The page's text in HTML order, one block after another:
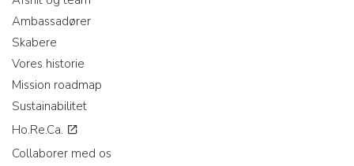
Ambassadører
Skabere
Vores historie
Mission roadmap
Sustainabilitet
Ho.Re.Ca.
Collaborer med os